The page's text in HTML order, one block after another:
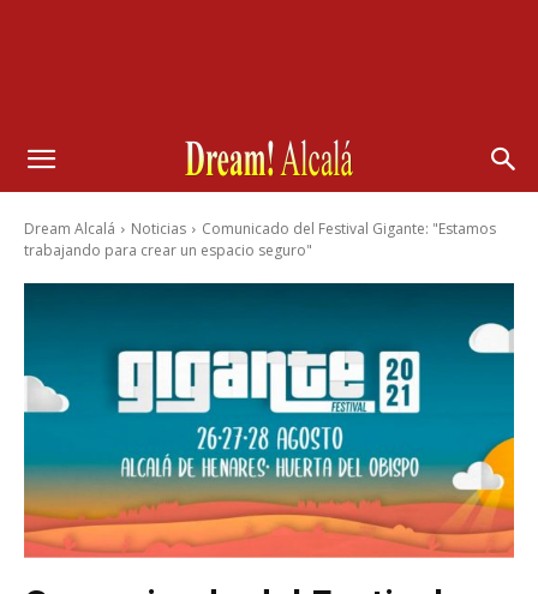
Dream Alcalá Noticias
Comunicado del Festival Gigante: "Estamos
trabajando para crear un espacio seguro"